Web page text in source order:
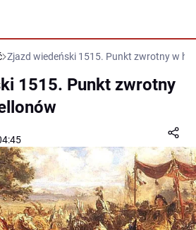
Zjazd wiedeński 1515. Punkt zwrotny w
1515. Punkt zwrotny